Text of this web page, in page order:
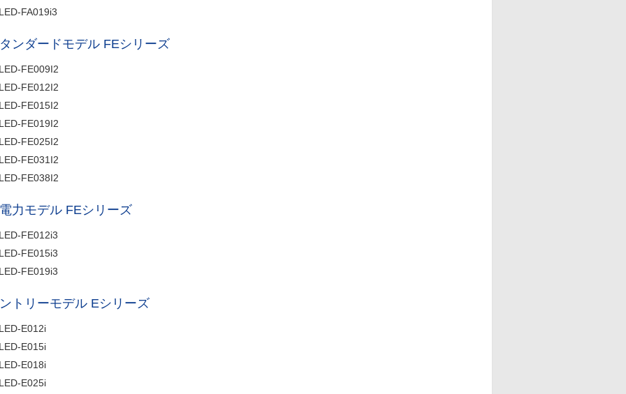
LED-FA019i3
ンダードモデル FEシリーズ
LED-FE009I2
LED-FE012I2
LED-FE015I2
LED-FE019I2
LED-FE025I2
LED-FE031I2
LED-FE038I2
力モデル FEシリーズ
LED-FE012i3
LED-FE015i3
LED-FE019i3
トリーモデル Eシリーズ
LED-E012i
LED-E015i
LED-E018i
LED-E025i